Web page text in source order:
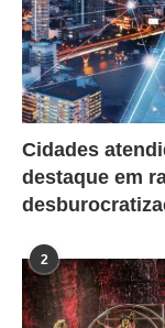
Cidades
destaque em
2